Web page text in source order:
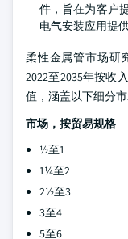
件，旨在为客户
电气安装应用提
柔性金属管市场研
2022至2035年按收
值，涵盖以下细分市
市场，按贸易规格
½至1
1¼至2
2½至3
3至4
5至6